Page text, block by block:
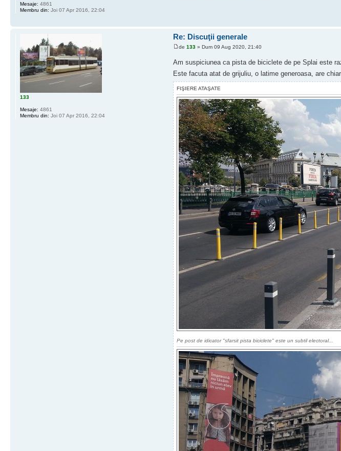
Mesaje: 4861
Membru din: Joi 07 Apr 2016, 22:04
Re: Discuţii generale
de133 » Dum 09 Aug 2020, 21:40
Am suspiciunea ca pista de biciclete de pe Splai este
Este facuta atat de grijuliu, o latime generoasa, are
FIŞIERE ATAŞATE
Pe post de idicator "sfarsit pista biciclete" este un subtil electoral...
133
Mesaje: 4861
Membru din: Joi 07 Apr 2016, 22:04